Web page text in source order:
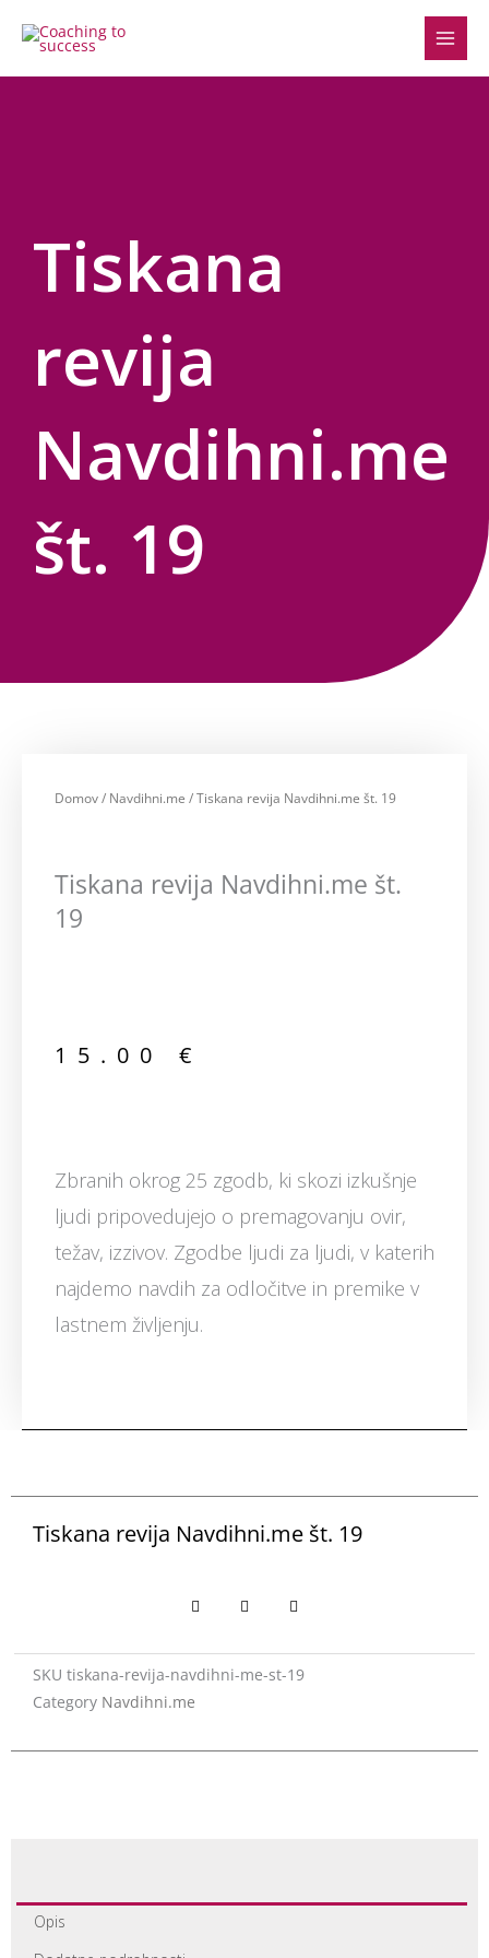
Tiskana
revija
Navdihni.me
št. 19
Domov/ Navdihni.me / Tiskana revija Navdihni.me št. 19
Tiskana revija Navdihni.me št.
19
15.00 €
Zbranih okrog 25 zgodb, ki skozi izkušnje
ljudi pripovedujejo o premagovanju ovir,
težav, izzivov. Zgodbe ljudi za ljudi, v katerih
najdemo navdih za odločitve in premike v
lastnem življenju.
Tiskana revija Navdihni.me št. 19
SKU tiskana-revija-navdihni-me-st-19
Category Navdihni.me
Opis